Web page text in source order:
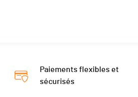
Paiements flexibles et
sécurisés